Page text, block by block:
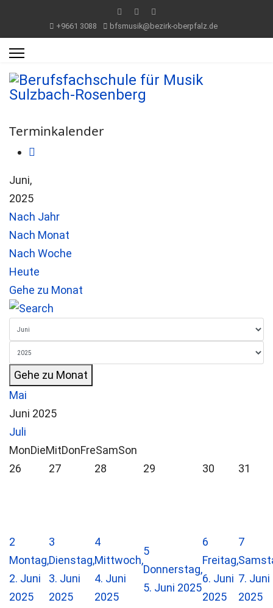
+9661 3088 bfsmusik@bezirk-oberpfalz.de
Terminkalender
Juni,
2025
Nach Jahr
Nach Monat
Nach Woche
Heute
Gehe zu Monat
Gehe zu Monat
Mai
Juni 2025
Juli
MonDieMitDonFreSamSon
26
27 28 29 30 31
2
Montag,
2. Juni
2025
3
Dienstag,
3. Juni
2025
4
Mittwoch,
4. Juni
2025
5
Donnerstag,
5. Juni 2025
6
Freitag,
6. Juni
2025
7
7. Juni
2025